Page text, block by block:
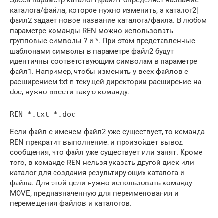
каталога/файла, которое нужно изменить, а каталог2|
файл2 задает новое название каталога/файла. В любом
параметре команды REN можно использовать
групповые символы ? и *. При этом представленные
шаблонами символы в параметре файл2 будут
идентичны соответствующим символам в параметре
файл1. Например, чтобы изменить у всех файлов с
расширением txt в текущей директории расширение на
doc, нужно ввести такую команду:
REN *.txt *.doc
Если файл с именем файл2 уже существует, то команда
REN прекратит выполнение, и произойдет вывод
сообщения, что файл уже существует или занят. Кроме
того, в команде REN нельзя указать другой диск или
каталог для создания результирующих каталога и
файла. Для этой цели нужно использовать команду
MOVE, предназначенную для переименования и
перемещения файлов и каталогов.